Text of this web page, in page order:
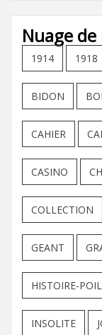
Nuage
1914 1918
BIDON
CAHIER
CASINO
COLLECTION
GEANT
HISTOIRE-
INSOLITE